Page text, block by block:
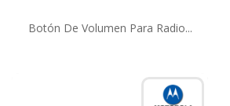
Botón De Volumen Para Radio...